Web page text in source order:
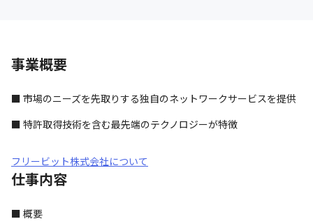
事業概要
■ 市場のニーズを先取りする独自のネットワークサービスを提供
■ 特許取得技術を含む最先端のテクノロジーが特徴
フリービット株式会社について
仕事内容
■ 概要